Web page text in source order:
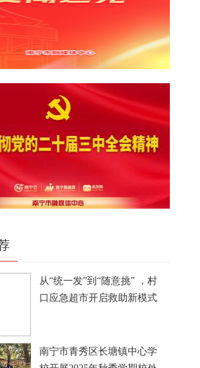
从“统一发”到“随意挑” ，村
口应急超市开启救助新模式
南宁市青秀区长塘镇中心学